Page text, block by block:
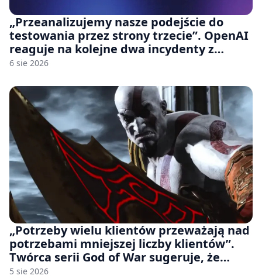
„Przeanalizujemy nasze podejście do
testowania przez strony trzecie”. OpenAI
reaguje na kolejne dwa incydenty z
udziałem autorskich modeli
6 sie 2026
„Potrzeby wielu klientów przeważają nad
potrzebami mniejszej liczby klientów”.
Twórca serii God of War sugeruje, że
rozumie, dlaczego Sony rezygnuje z gier
5 sie 2026